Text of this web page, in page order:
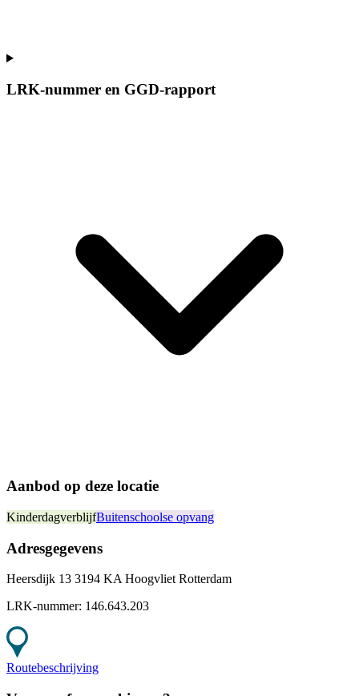
LRK-nummer en GGD-rapport
Aanbod op deze locatie
KinderdagverblijfBuitenschoolse opvang
Adresgegevens
Heersdijk 13 3194 KA Hoogvliet Rotterdam
LRK-nummer: 146.643.203
Routebeschrijving